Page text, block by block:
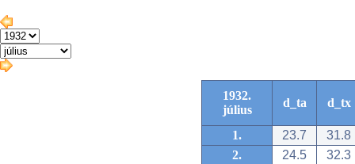
1932.
július
d_ta d_tx
1. 23.7
31.8
2.
24.5
32.3